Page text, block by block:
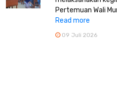
Pertemuan Wali
Read more
09 Juli 2026